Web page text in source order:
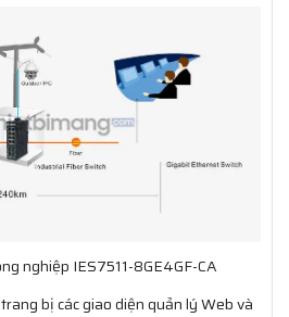
nghiệp IES7511-8GE4GF-CA
bị các giao diện quản lý Web và